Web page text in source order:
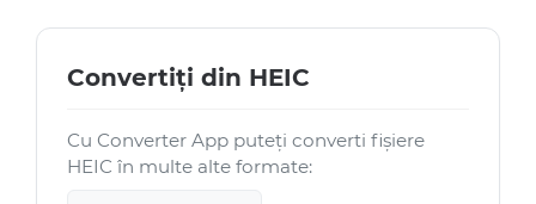
Convertiți din HEIC
Cu Converter App puteți converti fișiere
HEIC în multe alte formate: